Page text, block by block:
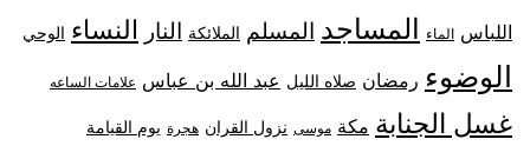
اللباس الماء المساجد المسلم الملائكة النار النساء الوحي
الوضوء رمضان صلاه الليل عبد الله بن عباس علامات الساعه
غسل الجنابة مكة موسى نزول القران هجرة يوم القيامة